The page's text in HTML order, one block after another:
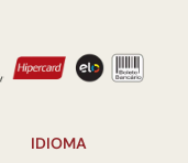
IDIOMA